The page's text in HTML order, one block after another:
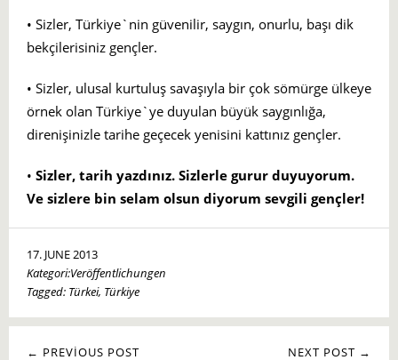
• Sizler, Türkiye`nin güvenilir, saygın, onurlu, başı dik
bekçilerisiniz gençler.
• Sizler, ulusal kurtuluş savaşıyla bir çok sömürge ülkeye
örnek olan Türkiye`ye duyulan büyük saygınlığa,
direnişinizle tarihe geçecek yenisini kattınız gençler.
• Sizler, tarih yazdınız. Sizlerle gurur duyuyorum.
Ve sizlere bin selam olsun diyorum sevgili gençler!
17. JUNE 2013
Kategori:Veröffentlichungen
Tagged: Türkei, Türkiye
NEXT POST →
← PREVIOUS POST